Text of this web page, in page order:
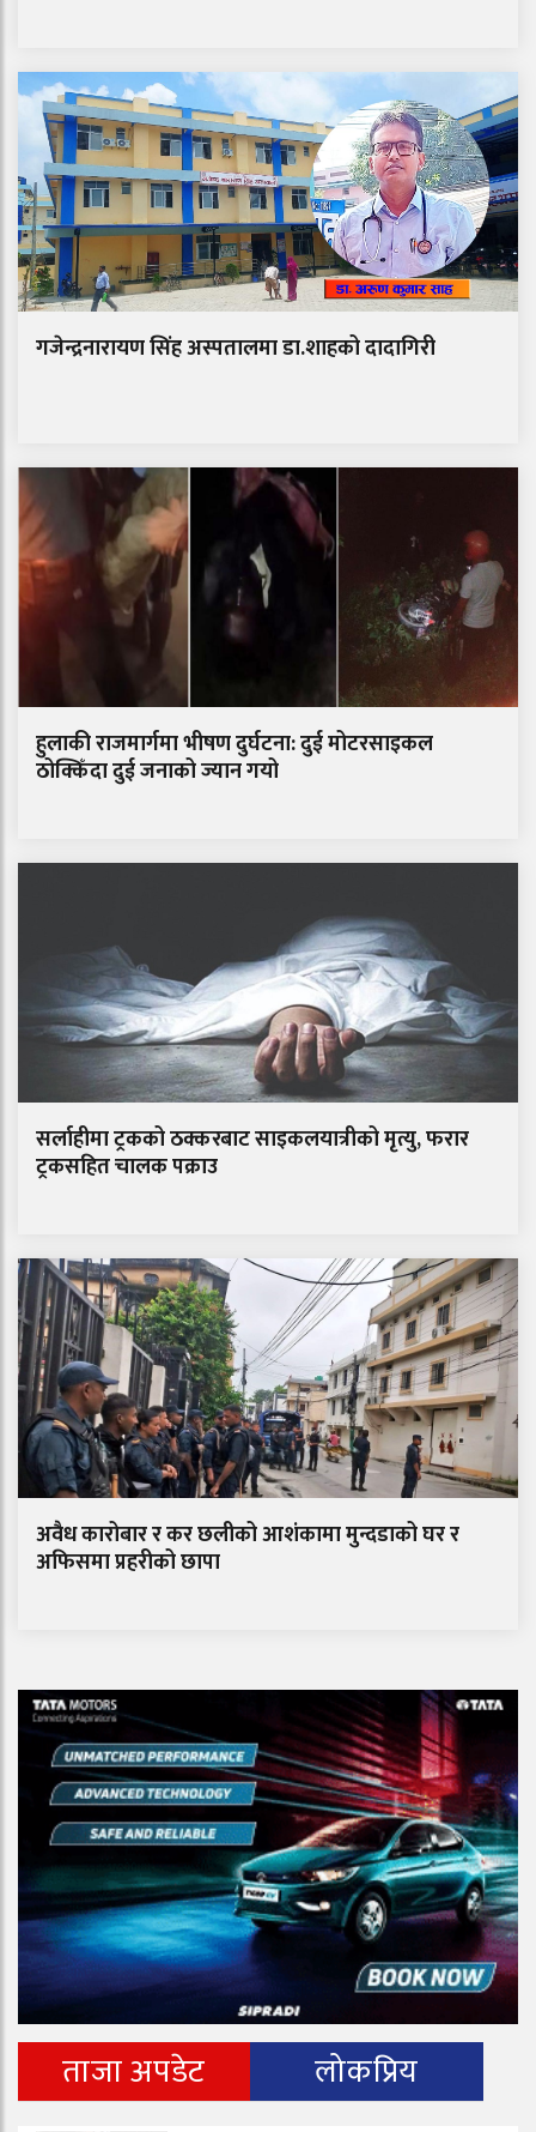
गजेन्द्रनारायण सिंह अस्पतालमा डा.शाहको दादागिरी
हुलाकी राजमार्गमा भीषण दुर्घटना: दुई मोटरसाइकल
ठोक्किँदा दुई जनाको ज्यान गयो
सर्लाहीमा ट्रकको ठक्करबाट साइकलयात्रीको मृत्यु, फरार
ट्रकसहित चालक पक्राउ
अवैध कारोबार र कर छलीको आशंकामा मुन्दडाको घर र
अफिसमा प्रहरीको छापा
ताजा अपडेट लोकप्रिय